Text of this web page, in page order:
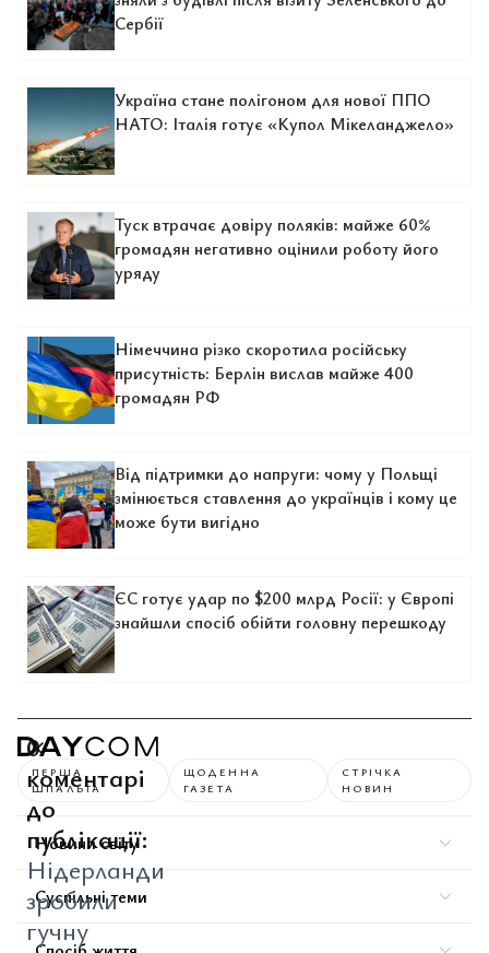
Сербії
Україна стане полігоном для нової ППО
НАТО: Італія готує «Купол Мікеланджело»
Туск втрачає довіру поляків: майже 60%
громадян негативно оцінили роботу його
уряду
Німеччина різко скоротила російську
присутність: Берлін вислав майже 400
громадян РФ
Від підтримки до напруги: чому у Польщі
змінюється ставлення до українців і кому це
може бути вигідно
ЄС готує удар по $200 млрд Росії: у Європі
знайшли спосіб обійти головну перешкоду
0
коментарі
до
публікації:
Нідерланди
зробили
гучну
ПЕРША
ШПАЛЬТА
ЩОДЕННА
ГАЗЕТА
СТРІЧКА
НОВИН
Новини світу
Суспільні теми